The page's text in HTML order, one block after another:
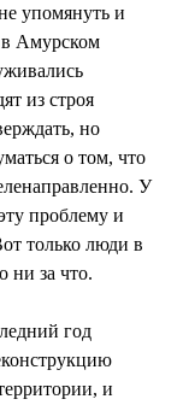
упомянуть и
в Амурском
из строя
но
о том, что
У
проблему и
только люди в
ни за что.
год
и